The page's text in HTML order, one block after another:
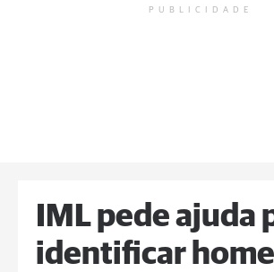
PUBLICIDADE
IML pede ajuda
identificar